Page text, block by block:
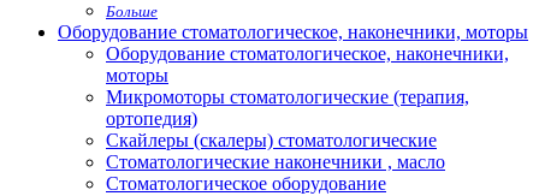
Больше
Оборудование стоматологическое, наконечники, моторы
Оборудование стоматологическое, наконечники,
моторы
Микромоторы стоматологические (терапия,
ортопедия)
Скайлеры (скалеры) стоматологические
Стоматологические наконечники , масло
Стоматологическое оборудование